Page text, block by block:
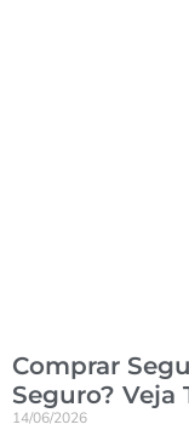
Comprar
Seguro?
14/06/2026